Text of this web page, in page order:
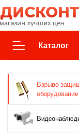
Каталог
оборудование
Видеонаблюдение
Взрыво-
оборудование